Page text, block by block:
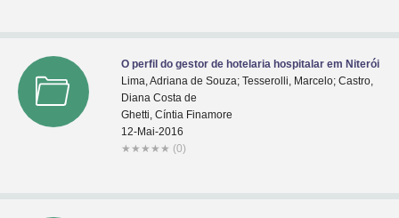
O perfil do gestor de hotelaria hospitalar em Niterói
Lima, Adriana de Souza; Tesserolli, Marcelo; Castro,
Diana Costa de
Ghetti, Cíntia Finamore
12-Mai-2016
★ ★ ★ ★ ★ (0)